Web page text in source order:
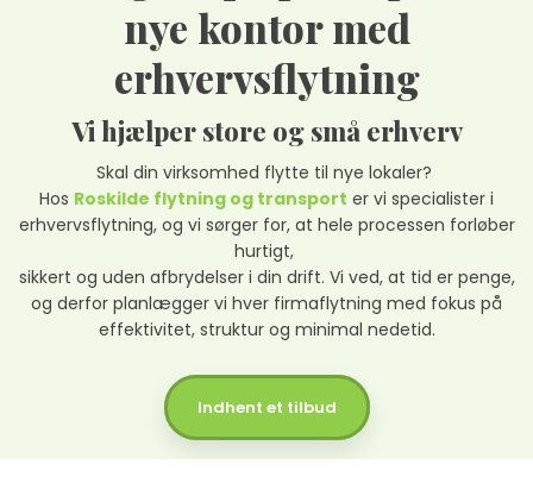
nye kontor med
erhvervsflytning
Vi hjælper store og små erhverv
Skal din virksomhed flytte til nye lokaler?
Hos Roskilde flytning og transport er vi specialister i
erhvervsflytning, og vi sørger for, at hele processen forløber
hurtigt,
sikkert og uden afbrydelser i din drift. Vi ved, at tid er penge,
og derfor planlægger vi hver firmaflytning med fokus på
effektivitet, struktur og minimal nedetid.
Indhent et tilbud